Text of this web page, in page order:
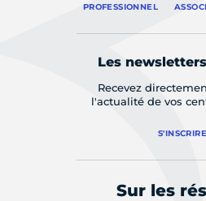
PROFESSIONNEL
Les
Recevez
l'actualité de vos
S'INSCRIRE
Sur les